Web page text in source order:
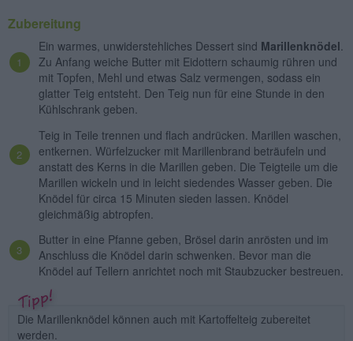
Zubereitung
Ein warmes, unwiderstehliches Dessert sind Marillenknödel.
Zu Anfang weiche Butter mit Eidottern schaumig rühren und
mit Topfen, Mehl und etwas Salz vermengen, sodass ein
glatter Teig entsteht. Den Teig nun für eine Stunde in den
Kühlschrank geben.
Teig in Teile trennen und flach andrücken. Marillen waschen,
entkernen. Würfelzucker mit Marillenbrand beträufeln und
anstatt des Kerns in die Marillen geben. Die Teigteile um die
Marillen wickeln und in leicht siedendes Wasser geben. Die
Knödel für circa 15 Minuten sieden lassen. Knödel
gleichmäßig abtropfen.
Butter in eine Pfanne geben, Brösel darin anrösten und im
Anschluss die Knödel darin schwenken. Bevor man die
Knödel auf Tellern anrichtet noch mit Staubzucker bestreuen.
Die Marillenknödel können auch mit Kartoffelteig zubereitet
werden.